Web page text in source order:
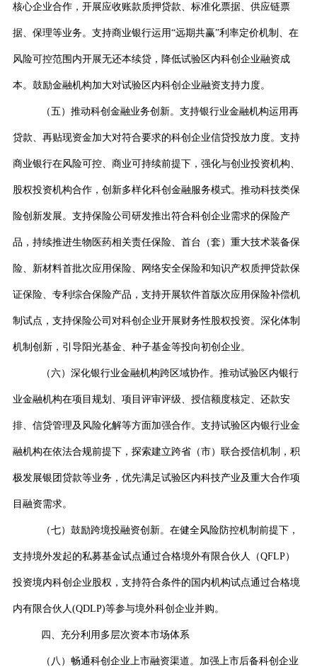
核心企业合作，开展应收账款质押贷款、标准化票据、供应链票
据、保理等业务。支持商业银行运用“远期共赢”利率定价机制、在
风险可控范围内开展无还本续贷，降低试验区内科创企业融资成
本。鼓励金融机构加大对试验区内科创企业融资支持力度。
（五）推动科创金融业务创新。支持银行业金融机构运用再
贷款、再贴现资金加大对符合要求的科创企业信贷投放力度。支持
商业银行在风险可控、商业可持续前提下，强化与创业投资机构、
股权投资机构合作，创新多样化科创金融服务模式。推动科技类保
险创新发展。支持保险公司研发推出符合科创企业需求的保险产
品，持续推进生物医药相关责任保险、首台（套）重大技术装备保
险、新材料首批次应用保险、网络安全保险和知识产权质押贷款保
证保险、专利综合保险产品，支持开展软件首版次应用保险补偿机
制试点，支持保险公司对科创企业开展财务性股权投资。深化体制
机制创新，引导阳光基金、种子基金等投向初创企业。
（六）深化银行业金融机构跨区域协作。推动试验区内银行
业金融机构在项目规划、项目评审评级、授信额度核定、还款安
排、信贷管理及风险化解等方面加强合作。支持试验区内银行业金
融机构在依法合规前提下，探索建立跨省（市）联合授信机制，积
极发展银团贷款等业务，优先满足试验区内科技产业及重大合作项
目融资需求。
（七）鼓励跨境投融资创新。在健全风险防控机制前提下，
支持境外发起的私募基金试点通过合格境外有限合伙人（QFLP）
投资境内科创企业股权，支持符合条件的国内机构试点通过合格境
内有限合伙人 (QDLP)等参与境外科创企业并购。
四、充分利用多层次资本市场体系
（八）畅通科创企业上市融资渠道。加强上市后备科创企业